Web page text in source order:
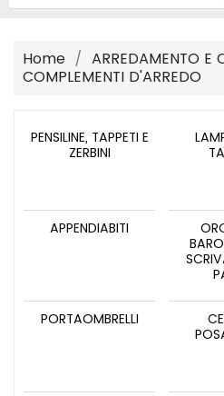
Home
ARREDAMENTO E
COMPLEMENTI D'ARREDO
PENSILINE, TAPPETI E
ZERBINI
APPENDIABITI
PORTAOMBRELLI